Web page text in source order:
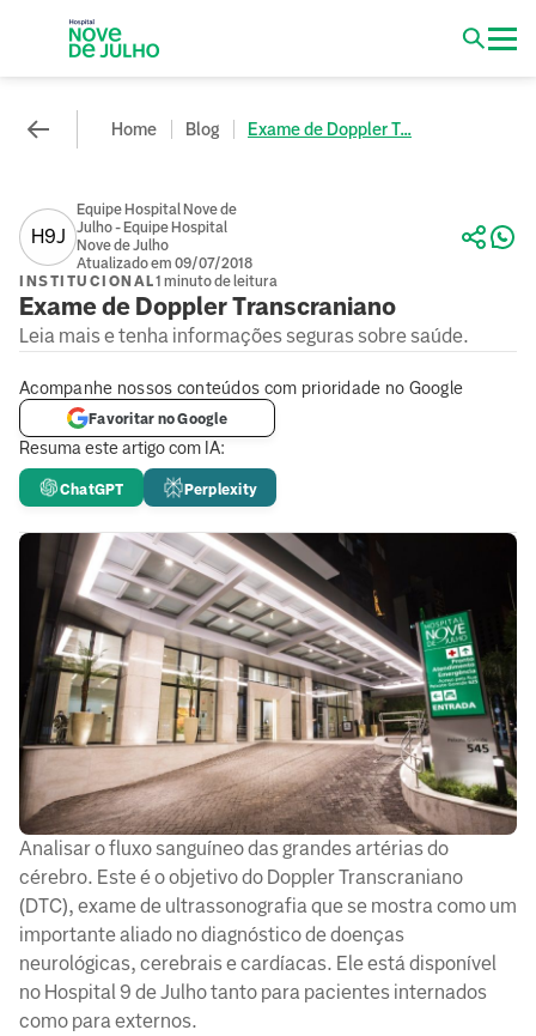
Home Blog Exame de Doppler T...
H9J
Equipe Hospital Nove de
Julho - Equipe Hospital
Nove de Julho
Atualizado em 09/07/2018
INSTITUCIONAL1 minuto de leitura
Exame de Doppler Transcraniano
Leia mais e tenha informações seguras sobre saúde.
Resuma este artigo com IA:
ChatGPT Perplexity
Acompanhe nossos conteúdos com prioridade no Google
Favoritar no Google
Analisar o fluxo sanguíneo das grandes artérias do
cérebro. Este é o objetivo do Doppler Transcraniano
(DTC), exame de ultrassonografia que se mostra como um
importante aliado no diagnóstico de doenças
neurológicas, cerebrais e cardíacas. Ele está disponível
no Hospital 9 de Julho tanto para pacientes internados
como para externos.